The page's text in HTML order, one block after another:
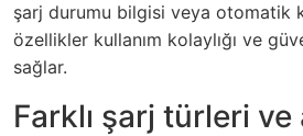
şarj durumu bilgisi veya otomatik
özellikler kullanım kolaylığı ve
sağlar.
Farklı şarj türleri ve